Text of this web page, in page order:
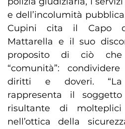
e dell’incolumità
Cupini cita il Capo
Mattarella e il suo
proposito di ciò che
“comunità”:
diritti e doveri. “La
rappresenta il
risultante di molteplici
nell’ottica della